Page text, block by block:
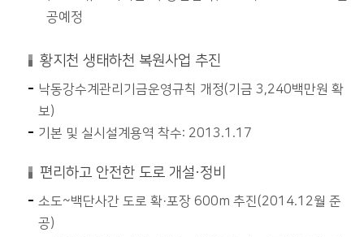
공예정
황지천 생태하천 복원사업 추진
낙동강수계관리기금운영규칙 개정(기금 3,240백만원 확
보)
기본 및 실시설계용역 착수: 2013.1.17
편리하고 안전한 도로 개설·정비
소도~백단사간 도로 확·포장 600m 추진(2014.12월 준
공)